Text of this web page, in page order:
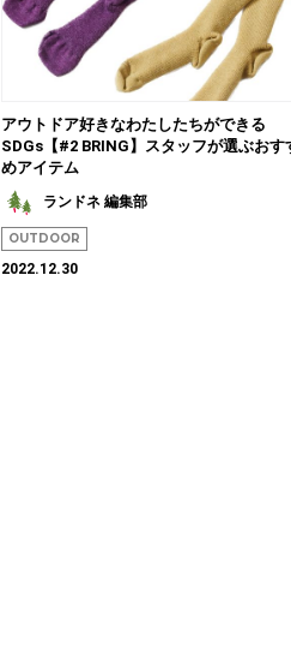
アウトドア好きなわたしたちができる
SDGs【#2 BRING】スタッフが選ぶおす
めアイテム
ランドネ 編集部
OUTDOOR
2022.12.30